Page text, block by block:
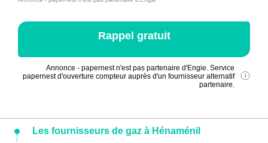
Rappel gratuit
Annonce - papernest n'est pas partenaire d'Engie. Service
papernest d'ouverture compteur auprès d'un fournisseur alternatif
partenaire.
Les fournisseurs de gaz à Hénaménil